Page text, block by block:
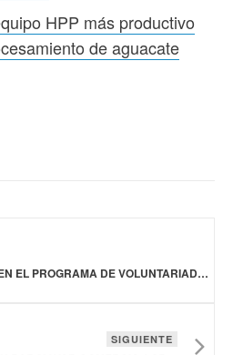
HPP más productivo
de aguacate
NUTRESA PARTICIPA EN EL PROGRAMA DE VOLUNTARIADO “MENTORÍAS PARA EMPRESAS CONSCIENTES”
SIGUIENTE